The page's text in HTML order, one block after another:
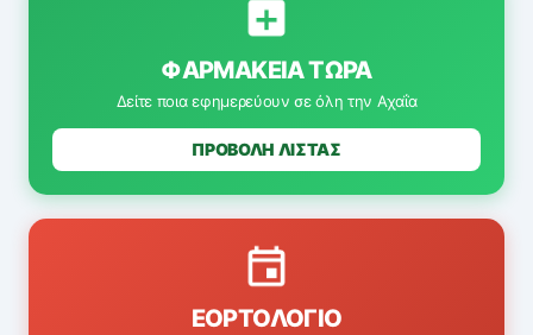
ΦΑΡΜΑΚΕΊΑ ΤΏΡΑ
Δείτε ποια εφημερεύουν σε όλη την Αχαΐα
ΠΡΟΒΟΛΗ ΛΙΣΤΑΣ
ΕΟΡΤΟΛΌΓΙΟ